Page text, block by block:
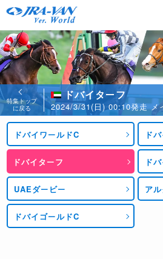
特集トップ
に戻る
ドバイターフ
2024/3/31(日) 00:10発走 メ
ドバイワールドC ド
ドバイターフ ド
UAEダービー ア
ドバイゴールドC